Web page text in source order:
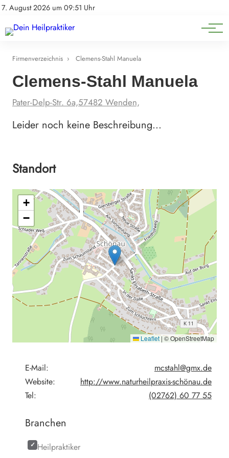
7. August 2026 um 09:51 Uhr
Impressum
Natürliche Medizin
Heilpflanzen & Kräuterkunde
Firmenverzeichnis › Clemens-Stahl Manuela
Clemens-Stahl Manuela
Pater-Delp-Str. 6a,57482 Wenden,
Leider noch keine Beschreibung…
Standort
+
−
Leaflet |© OpenStreetMap
E-Mail:
mcstahl@gmx.de
Website:
http://www.naturheilpraxis-schönau.de
Tel:
(02762) 60 77 55
Branchen
Heilpraktiker